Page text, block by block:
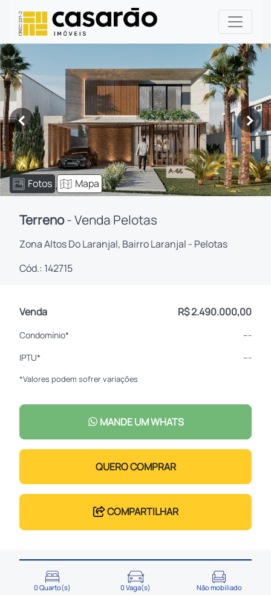
< >
Fotos Mapa
Terreno- Venda Pelotas
Zona Altos Do Laranjal, Bairro Laranjal - Pelotas
Cód.: 142715
Venda R$ 2.490.000,00
Condomínio*
---
IPTU*
---
*Valores podem sofrer variações
MANDE UM WHATS
QUERO COMPRAR
COMPARTILHAR
0 Quarto(s) 0 Vaga(s) Não mobiliado